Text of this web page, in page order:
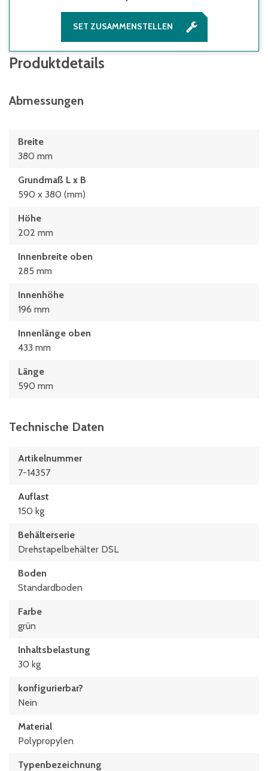
SET ZUSAMMENSTELLEN
Produktdetails
Abmessungen
Breite
380 mm
Grundmaß L x B
590 x 380 (mm)
Höhe
202 mm
Innenbreite oben
285 mm
Innenhöhe
196 mm
Innenlänge oben
433 mm
Länge
590 mm
Technische Daten
Artikelnummer
7-14357
Auflast
150 kg
Behälterserie
Drehstapelbehälter DSL
Boden
Standardboden
Farbe
grün
Inhaltsbelastung
30 kg
konfigurierbar?
Nein
Material
Polypropylen
Typen­be­zeich­nung